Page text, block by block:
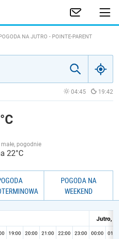
NA JUTRO - POINTE-PARENT
04:45 19:42
pogodnie
22°C
POGODA NA
WEEKEND